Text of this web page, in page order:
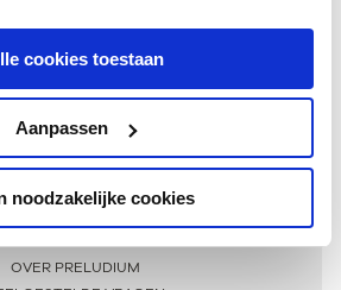
cookies toestaan
Aanpassen
noodzakelijke cookies
informatie
OVER PRELUDIUM